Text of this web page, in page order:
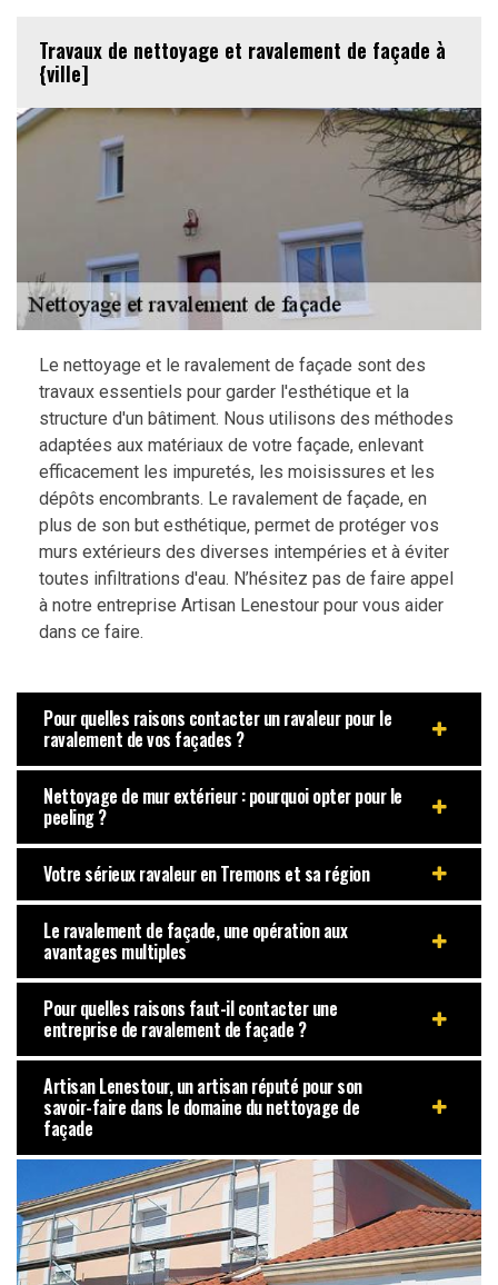
Travaux de nettoyage et ravalement de façade à
{ville]
Le nettoyage et le ravalement de façade sont des
travaux essentiels pour garder l'esthétique et la
structure d'un bâtiment. Nous utilisons des méthodes
adaptées aux matériaux de votre façade, enlevant
efficacement les impuretés, les moisissures et les
dépôts encombrants. Le ravalement de façade, en
plus de son but esthétique, permet de protéger vos
murs extérieurs des diverses intempéries et à éviter
toutes infiltrations d'eau. N’hésitez pas de faire appel
à notre entreprise Artisan Lenestour pour vous aider
dans ce faire.
Pour quelles raisons contacter un ravaleur pour le
ravalement de vos façades ?
Nettoyage de mur extérieur : pourquoi opter pour le
peeling ?
Votre sérieux ravaleur en Tremons et sa région
Le ravalement de façade, une opération aux
avantages multiples
Pour quelles raisons faut-il contacter une
entreprise de ravalement de façade ?
Artisan Lenestour, un artisan réputé pour son
savoir-faire dans le domaine du nettoyage de
façade